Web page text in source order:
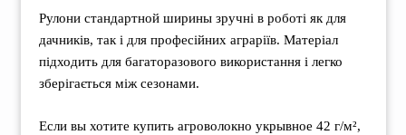
Рулони стандартной ширины зручні в роботі як для
дачників, так і для професійних аграріїв. Матеріал
підходить для багаторазового використання і легко
зберігається між сезонами.
Если вы хотите купить агроволокно укрывное 42 г/м²,